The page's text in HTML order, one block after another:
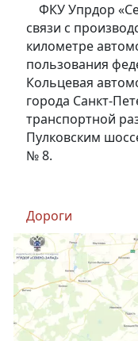
ФКУ Упрдор
связи с
километре
пользования
Кольцевая
города Санкт-
транспортной
Пулковским
№ 8.
Дороги